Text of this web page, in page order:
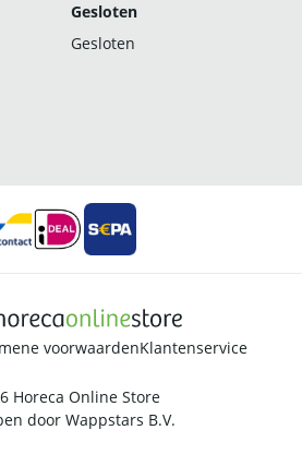
Gesloten
Gesloten
voorwaardenKlantenservice
Horeca Online Store
door Wappstars B.V.